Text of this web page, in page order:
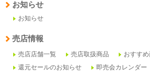
お知らせ
お知らせ
売店情報
売店店舗一覧 売店取扱商品
おすす
還元セールのお知らせ
即売会カレンダー